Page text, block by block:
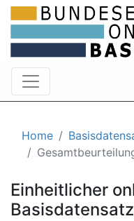
Home
Einheitlicher